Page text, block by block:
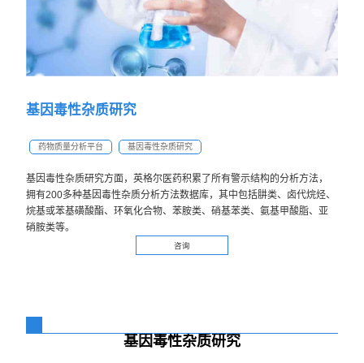
基因毒性杂质研究
药物质量分析平台 基因毒性杂质研究
基因毒性杂质研究方面，英格尔医药积累了所有警示结构的分析方法，
拥有200多种基因毒性杂质分析方法数据库，其中包括肼类、卤代烷烃、
烷基或苯基磺酸酯、环氧化合物、苯胺类、硝基苯类、氨基甲酸脂、亚
硝胺类等。
咨询
基因毒性杂质研究